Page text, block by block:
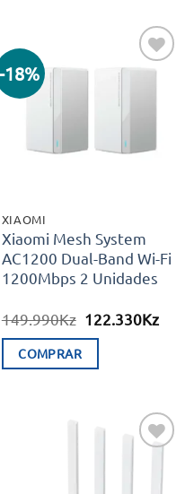
-18%
Adicionar
desejos
XIAOMI
Xiaomi Mesh System
AC1200 Dual-Band Wi-Fi
1200Mbps 2 Unidades
149.990Kz O
era:
122.330KzO
COMPRAR